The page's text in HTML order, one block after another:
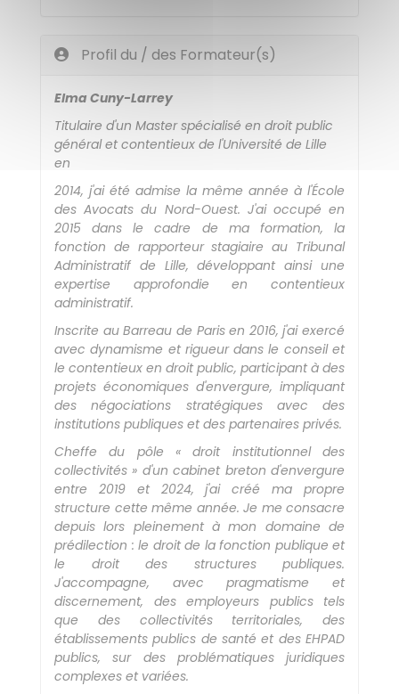
Profil du / des Formateur(s)
Elma Cuny-Larrey
Titulaire d'un Master spécialisé en droit public
général et contentieux de l'Université de Lille
en
2014, j'ai été admise la même année à l'École
des Avocats du Nord-Ouest. J'ai occupé en
2015 dans le cadre de ma formation, la
fonction de rapporteur stagiaire au Tribunal
Administratif de Lille, développant ainsi une
expertise approfondie en contentieux
administratif.
Inscrite au Barreau de Paris en 2016, j'ai exercé
avec dynamisme et rigueur dans le conseil et
le contentieux en droit public, participant à des
projets économiques d'envergure, impliquant
des négociations stratégiques avec des
institutions publiques et des partenaires privés.
Cheffe du pôle « droit institutionnel des
collectivités » d'un cabinet breton d'envergure
entre 2019 et 2024, j'ai créé ma propre
structure cette même année. Je me consacre
depuis lors pleinement à mon domaine de
prédilection : le droit de la fonction publique et
le droit des structures publiques.
J'accompagne, avec pragmatisme et
discernement, des employeurs publics tels
que des collectivités territoriales, des
établissements publics de santé et des EHPAD
publics, sur des problématiques juridiques
complexes et variées.